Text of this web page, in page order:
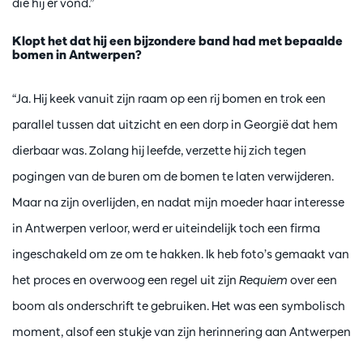
die hij er vond.”
Klopt het dat hij een bijzondere band had met bepaalde
bomen in Antwerpen?
“Ja. Hij keek vanuit zijn raam op een rij bomen en trok een
parallel tussen dat uitzicht en een dorp in Georgië dat hem
dierbaar was. Zolang hij leefde, verzette hij zich tegen
pogingen van de buren om de bomen te laten verwijderen.
Maar na zijn overlijden, en nadat mijn moeder haar interesse
in Antwerpen verloor, werd er uiteindelijk toch een firma
ingeschakeld om ze om te hakken. Ik heb foto’s gemaakt van
het proces en overwoog een regel uit zijn Requiem over een
boom als onderschrift te gebruiken. Het was een symbolisch
moment, alsof een stukje van zijn herinnering aan Antwerpen